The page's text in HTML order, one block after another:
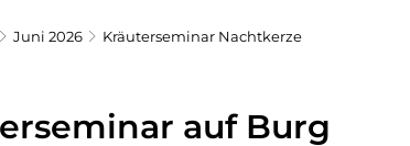
Juni 2026 Kräuterseminar Nachtkerze
auf Burg